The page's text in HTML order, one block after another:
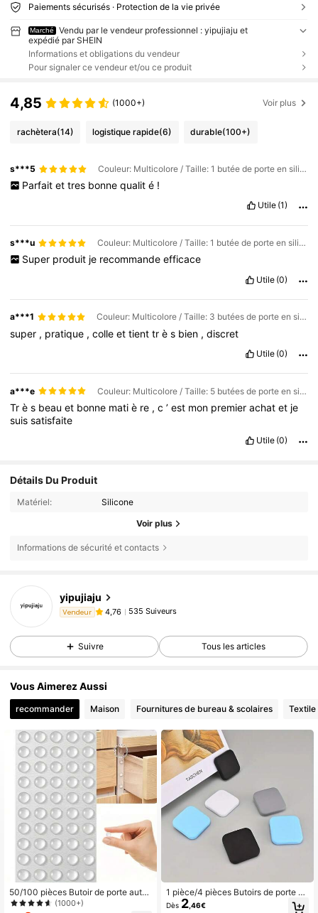
Paiements sécurisés · Protection de la vie privée
Marché
Vendu par le vendeur professionnel : yipujiaju et
expédié par SHEIN
Informations et obligations du vendeur
Pour signaler ce vendeur et/ou ce produit
4,85 (1000+) Voir plus
rachètera(14) logistique rapide(6) durable(100+)
s***5 Couleur: Multicolore / Taille: 1 butée de porte en silicone
Parfait et tres bonne qualit é !
Utile (1)
s***u Couleur: Multicolore / Taille: 1 butée de porte en silicone
Super produit je recommande efficace
Utile (0)
a***1 Couleur: Multicolore / Taille: 3 butées de porte en silicone
super , pratique ,colleettienttrès bien ,discret
Utile (0)
a***e Couleur: Multicolore / Taille: 5 butées de porte en silicone
Très beauet bonne matiè re ,c’est mon premierachatet je
suissatisfaite
Utile (0)
Détails Du Produit
Matériel: Silicone
Voir plus
Informations de sécurité et contacts
yipujiaju
Vendeur 4,76 535 Suiveurs
Suivre Tous les articles
Vous Aimerez Aussi
recommander Maison Fournitures de bureau & scolaires Textile
50/100 pièces Butoir de porte auto
adhésif, absorbeur de choc en caou
(1000+)
1 pièce/4 pièces Butoirs de porte en
caoutchouc auto-adhésifs - Finitio
Dès 2,46€